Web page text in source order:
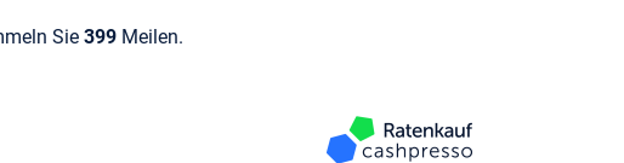
Sie 399Meilen.